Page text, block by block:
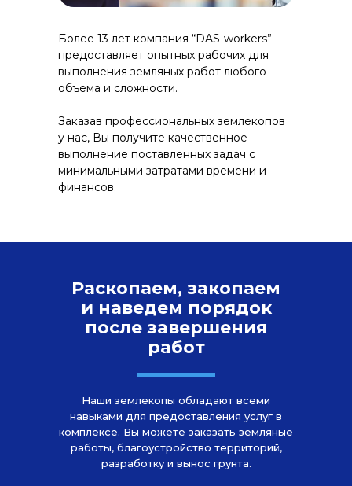
Более 13 лет компания “DAS-workers”
предоставляет опытных рабочих для
выполнения земляных работ любого
объема и сложности.
Заказав профессиональных землекопов
у нас, Вы получите качественное
выполнение поставленных задач с
минимальными затратами времени и
финансов.
Раскопаем, закопаем
и наведем порядок
после завершения
работ
Наши землекопы обладают всеми
навыками для предоставления услуг в
комплексе. Вы можете заказать земляные
работы, благоустройство территорий,
разработку и вынос грунта.